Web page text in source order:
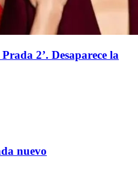
2’. Desaparece la
nuevo